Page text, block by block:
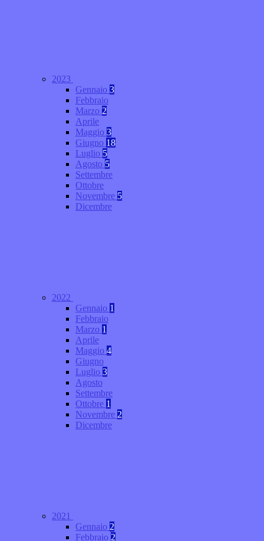
2023
Gennaio 3
Febbraio
Marzo 2
Aprile
Maggio 3
Giugno 18
Luglio 5
Agosto 5
Settembre
Ottobre
Novembre 5
Dicembre
2022
Gennaio 1
Febbraio
Marzo 1
Aprile
Maggio 4
Giugno
Luglio 3
Agosto
Settembre
Ottobre 1
Novembre 2
Dicembre
2021
Gennaio 2
Febbraio 2